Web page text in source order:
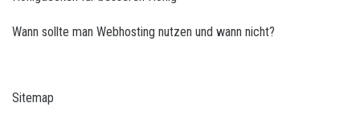
Wann sollte man Webhosting nutzen und wann nicht?
Sitemap